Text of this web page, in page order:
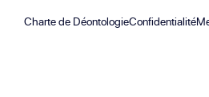
Charte de DéontologieConfidentialité